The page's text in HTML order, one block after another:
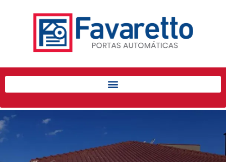
Início
Porta de Enrolar Automática
Automatizadores